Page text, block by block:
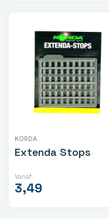
KORDA
Extenda Stops
Vanaf
3,49